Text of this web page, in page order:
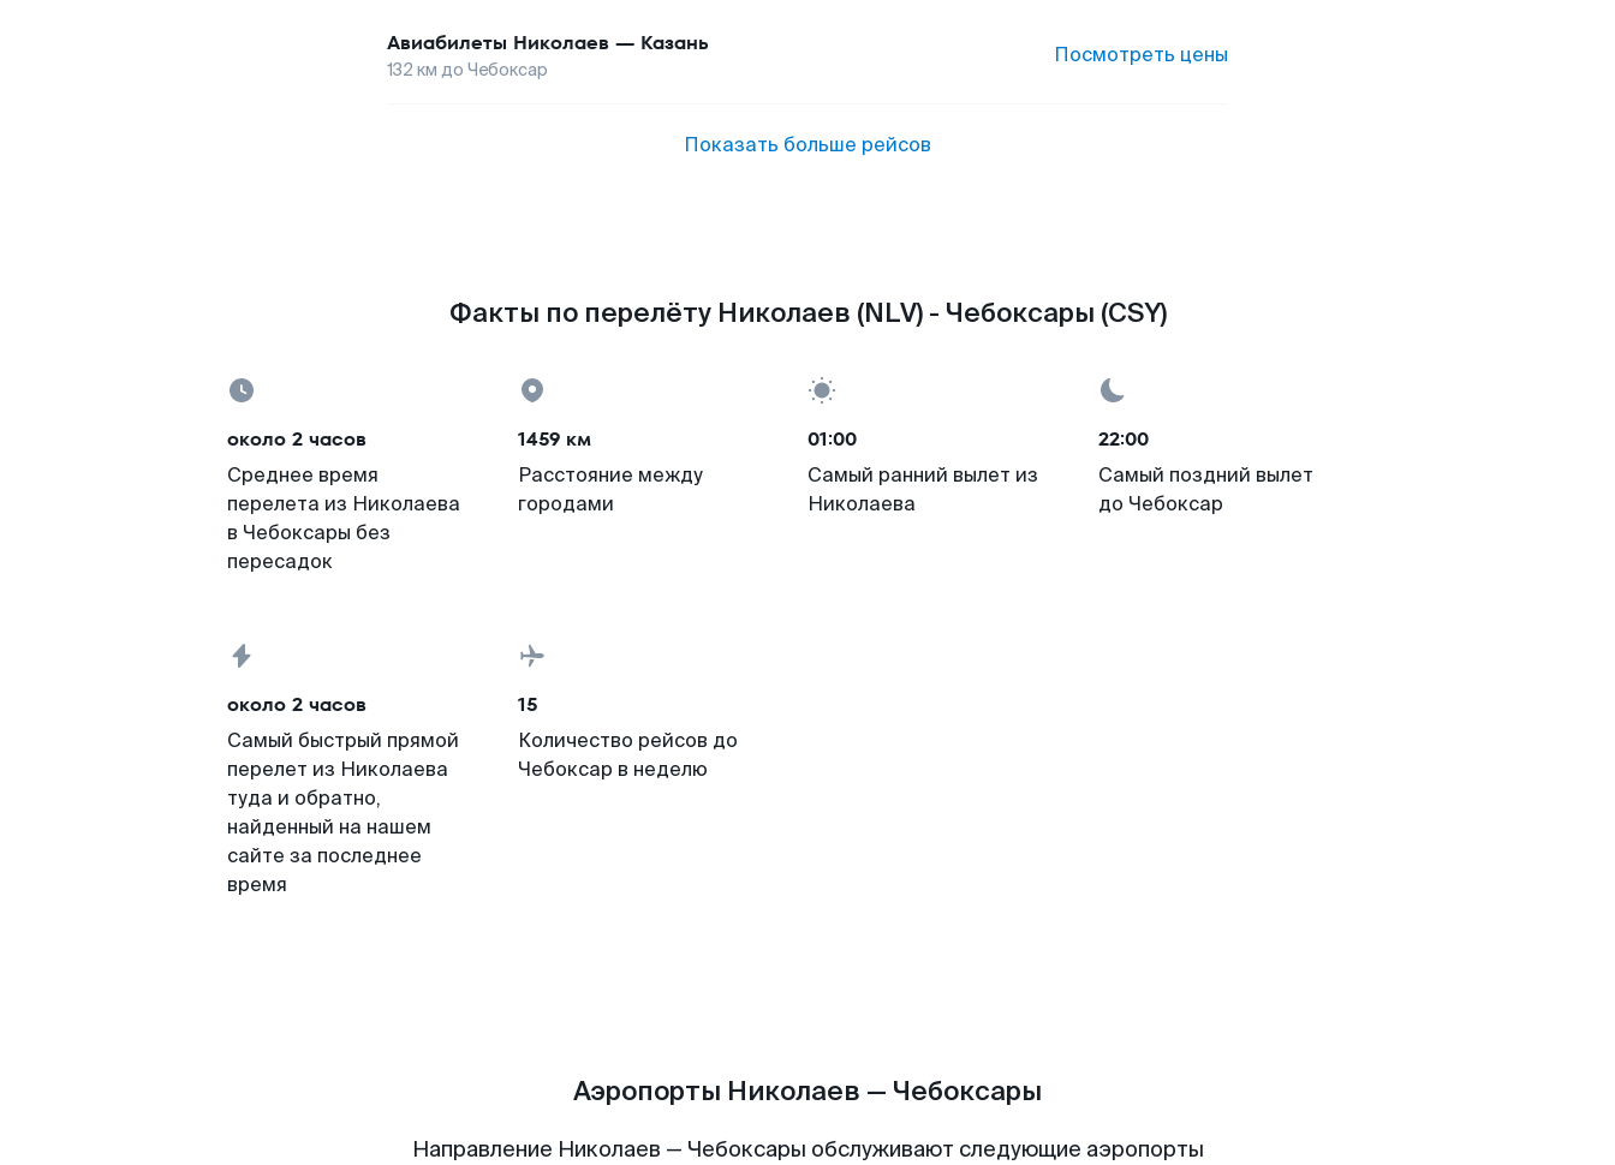
Авиабилеты Николаев — Казань
132 км до Чебоксар
Посмотреть цены
Показать больше рейсов
Факты по перелёту Николаев (NLV) - Чебоксары (CSY)
около 2 часов
Среднее время
перелета из Николаева
в Чебоксары без
пересадок
1459 км
Расстояние между
городами
01:00
Самый ранний вылет из
Николаева
22:00
Самый поздний вылет
до Чебоксар
около 2 часов
Самый быстрый прямой
перелет из Николаева
туда и обратно,
найденный на нашем
сайте за последнее
время
15
Количество рейсов до
Чебоксар в неделю
Аэропорты Николаев — Чебоксары
Направление Николаев — Чебоксары обслуживают следующие аэропорты